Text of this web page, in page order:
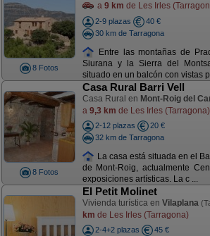
8 Fotos
a 9 km de Les Irles
2-9 plazas
40 €
30 km de Tarragona
Entre las montañas de
Siurana y la Sierra del
situado en un balcón con vistas
8 Fotos
Casa Rural Barri Vell
Casa Rural en Mont-Roig del
a 9,3 km de Les Irles (Tarragona)
2-12 plazas
20 €
32 km de Tarragona
La casa está situada en el
de Mont-Roig, actualmente
exposiciones artísticas. La c ...
El Petit Molinet
Vivienda turística en Vilaplana
km de Les Irles (Tarragona)
2-4+2 plazas
45 €